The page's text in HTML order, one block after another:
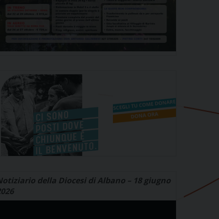
della Diocesi di Albano – 18 giugno